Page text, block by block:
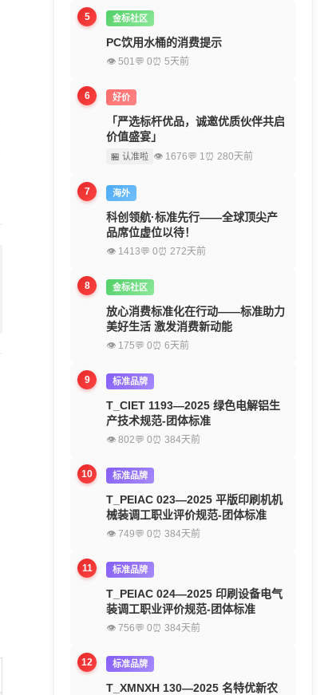
5 金标社区
PC饮用水桶的消费提示
👁 501💬 0⏰ 5天前
6 好价
「严选标杆优品，诚邀优质伙伴共启
价值盛宴」
🏪 认准啦 👁 1676💬 1⏰ 280天前
7 海外
科创领航·标准先行——全球顶尖产
品席位虚位以待！
👁 1413💬 0⏰ 272天前
8 金标社区
放心消费标准化在行动——标准助力
美好生活 激发消费新动能
👁 175💬 0⏰ 6天前
9 标准品牌
T_CIET 1193—2025 绿色电解铝生
产技术规范-团体标准
👁 802💬 0⏰ 384天前
10 标准品牌
T_PEIAC 023—2025 平版印刷机机
械装调工职业评价规范-团体标准
👁 749💬 0⏰ 384天前
11 标准品牌
T_PEIAC 024—2025 印刷设备电气
装调工职业评价规范-团体标准
👁 756💬 0⏰ 384天前
12 标准品牌
T_XMNXH 130—2025 名特优新农